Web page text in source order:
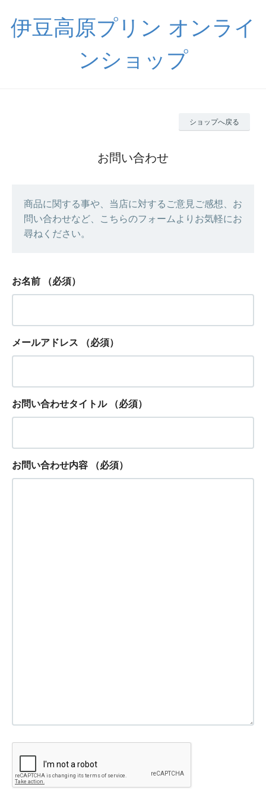
伊豆高原プリン オンライ
ンショップ
ショップへ戻る
お問い合わせ
商品に関する事や、当店に対するご意見ご感想、お
問い合わせなど、こちらのフォームよりお気軽にお
尋ねください。
お名前 （必須）
メールアドレス （必須）
お問い合わせタイトル （必須）
お問い合わせ内容 （必須）